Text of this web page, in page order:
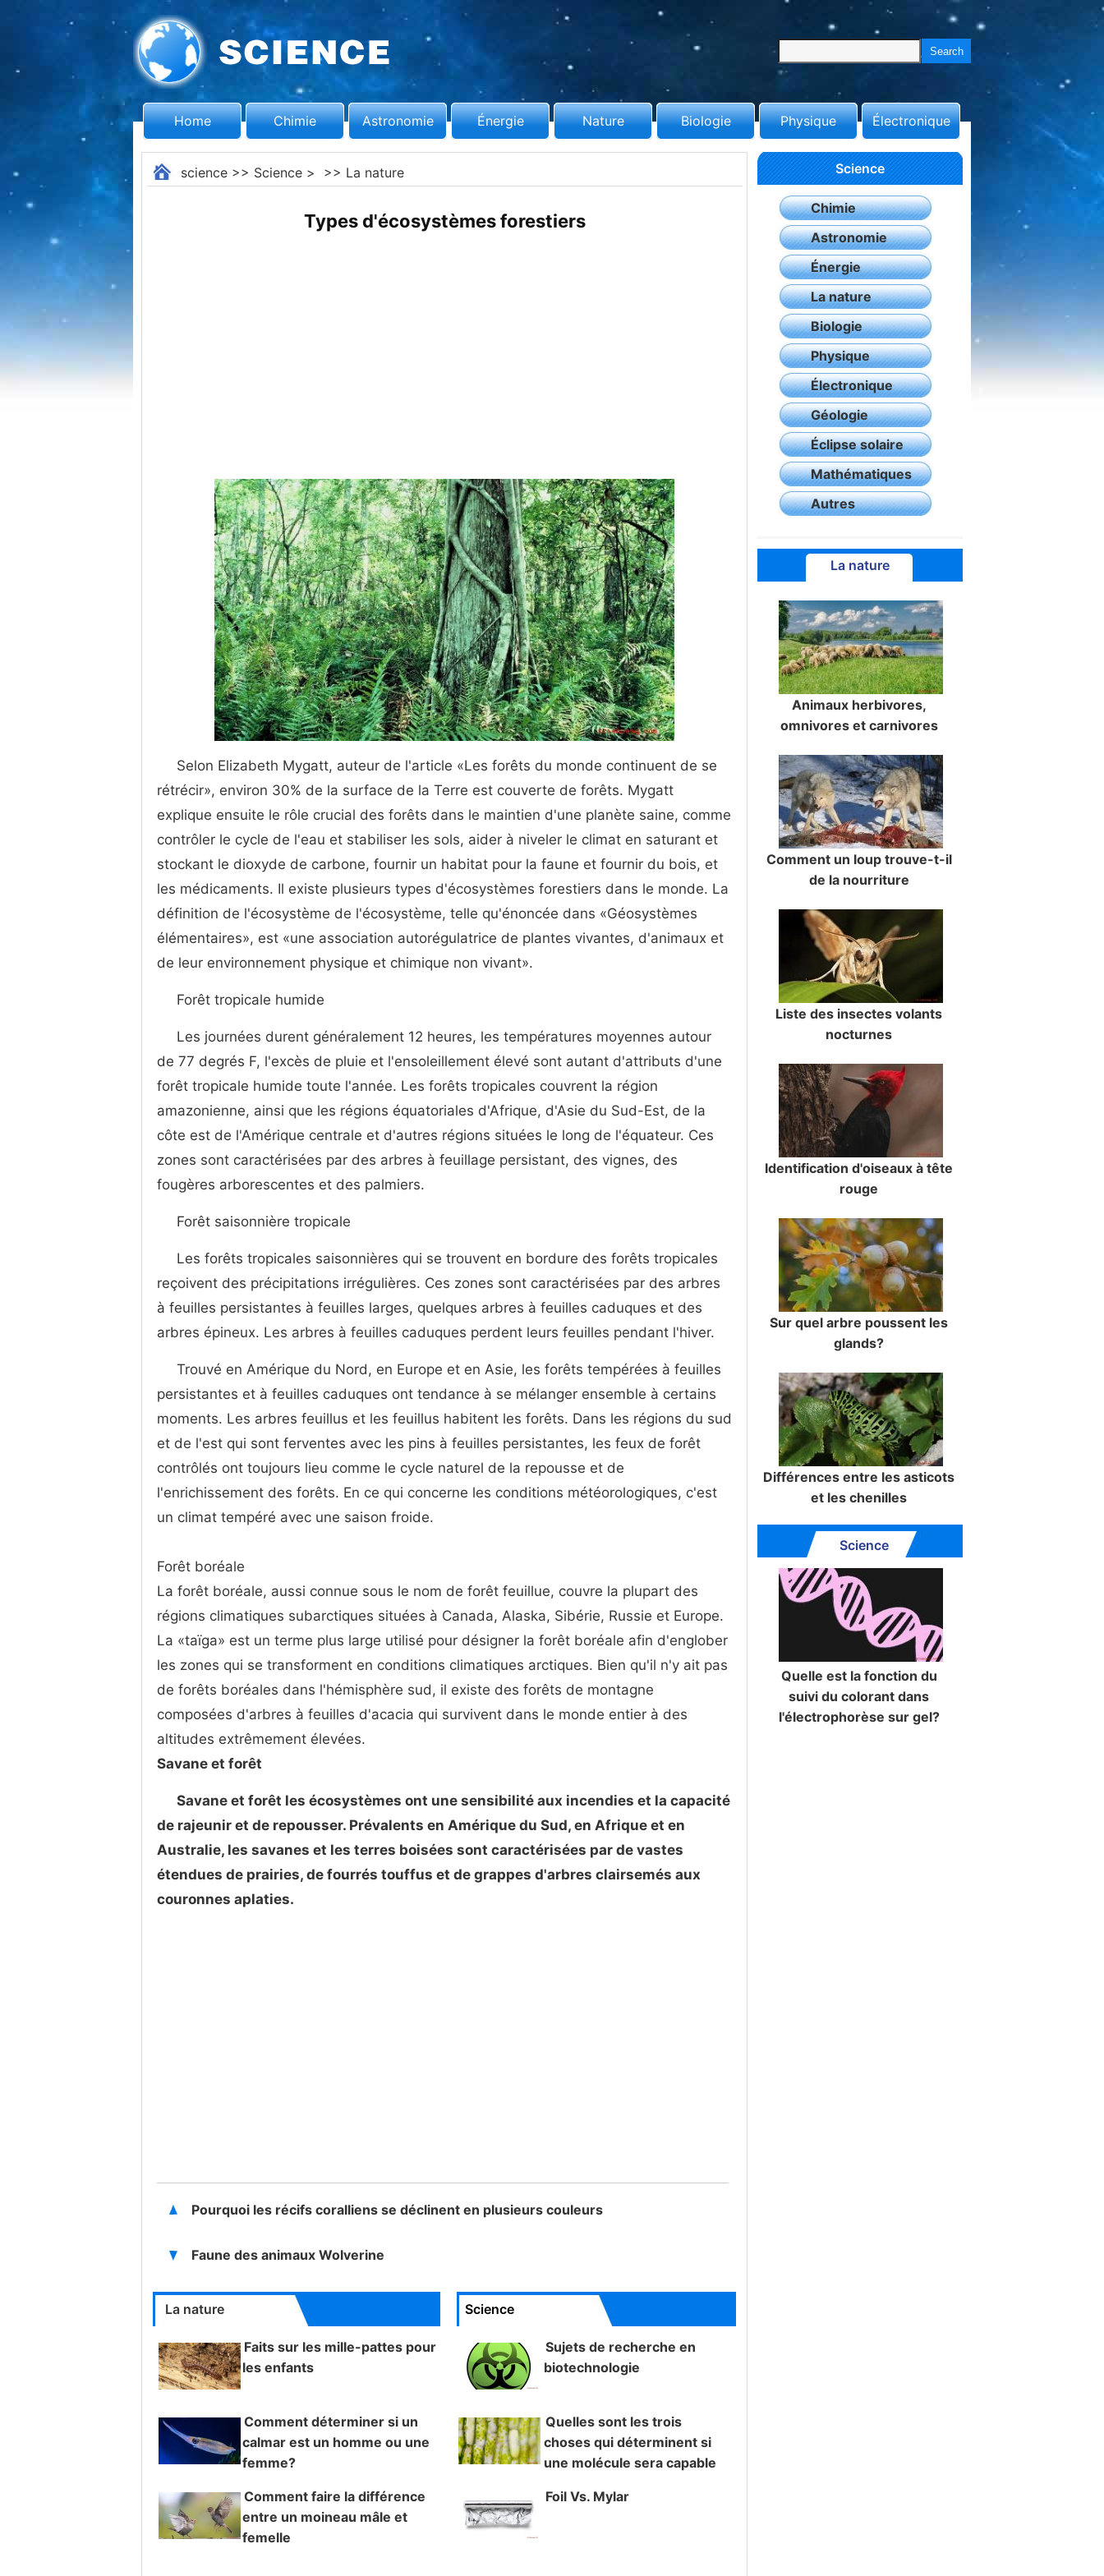
Home Chimie Astronomie Énergie Nature Biologie Physique Électronique
science>> Science> >> La nature
Types d'écosystèmes forestiers
Selon Elizabeth Mygatt, auteur de l'article «Les forêts du monde continuent de se
rétrécir», environ 30% de la surface de la Terre est couverte de forêts. Mygatt
explique ensuite le rôle crucial des forêts dans le maintien d'une planète saine, comme
contrôler le cycle de l'eau et stabiliser les sols, aider à niveler le climat en saturant et
stockant le dioxyde de carbone, fournir un habitat pour la faune et fournir du bois, et
les médicaments. Il existe plusieurs types d'écosystèmes forestiers dans le monde. La
définition de l'écosystème de l'écosystème, telle qu'énoncée dans «Géosystèmes
élémentaires», est «une association autorégulatrice de plantes vivantes, d'animaux et
de leur environnement physique et chimique non vivant».
Forêt tropicale humide
Les journées durent généralement 12 heures, les températures moyennes autour
de 77 degrés F, l'excès de pluie et l'ensoleillement élevé sont autant d'attributs d'une
forêt tropicale humide toute l'année. Les forêts tropicales couvrent la région
amazonienne, ainsi que les régions équatoriales d'Afrique, d'Asie du Sud-Est, de la
côte est de l'Amérique centrale et d'autres régions situées le long de l'équateur. Ces
zones sont caractérisées par des arbres à feuillage persistant, des vignes, des
fougères arborescentes et des palmiers.
Forêt saisonnière tropicale
Les forêts tropicales saisonnières qui se trouvent en bordure des forêts tropicales
reçoivent des précipitations irrégulières. Ces zones sont caractérisées par des arbres
à feuilles persistantes à feuilles larges, quelques arbres à feuilles caduques et des
arbres épineux. Les arbres à feuilles caduques perdent leurs feuilles pendant l'hiver.
Trouvé en Amérique du Nord, en Europe et en Asie, les forêts tempérées à feuilles
persistantes et à feuilles caduques ont tendance à se mélanger ensemble à certains
moments. Les arbres feuillus et les feuillus habitent les forêts. Dans les régions du sud
et de l'est qui sont ferventes avec les pins à feuilles persistantes, les feux de forêt
contrôlés ont toujours lieu comme le cycle naturel de la repousse et de
l'enrichissement des forêts. En ce qui concerne les conditions météorologiques, c'est
un climat tempéré avec une saison froide.
Forêt boréale
La forêt boréale, aussi connue sous le nom de forêt feuillue, couvre la plupart des
régions climatiques subarctiques situées à Canada, Alaska, Sibérie, Russie et Europe.
La «taïga» est un terme plus large utilisé pour désigner la forêt boréale afin d'englober
les zones qui se transforment en conditions climatiques arctiques. Bien qu'il n'y ait pas
de forêts boréales dans l'hémisphère sud, il existe des forêts de montagne
composées d'arbres à feuilles d'acacia qui survivent dans le monde entier à des
altitudes extrêmement élevées.
Savane et forêt
Savane et forêt les écosystèmes ont une sensibilité aux incendies et la capacité
de rajeunir et de repousser. Prévalents en Amérique du Sud, en Afrique et en
Australie, les savanes et les terres boisées sont caractérisées par de vastes
étendues de prairies, de fourrés touffus et de grappes d'arbres clairsemés aux
couronnes aplaties.
Pourquoi les récifs coralliens se déclinent en plusieurs couleurs
Faune des animaux Wolverine
La nature
Faits sur les mille-pattes pour
les enfants
Comment déterminer si un
calmar est un homme ou une
femme?
Comment faire la différence
entre un moineau mâle et
femelle
Science
Sujets de recherche en
biotechnologie
Quelles sont les trois
choses qui déterminent si
une molécule sera capable
cellulaire?
Foil Vs. Mylar
Science
Chimie
Astronomie
Énergie
La nature
Biologie
Physique
Électronique
Géologie
Éclipse solaire
Mathématiques
Autres
La nature
Animaux herbivores,
omnivores et carnivores
Comment un loup trouve-t-il
de la nourriture
Liste des insectes volants
nocturnes
Identification d'oiseaux à tête
rouge
Sur quel arbre poussent les
glands?
Différences entre les asticots
et les chenilles
Science
Quelle est la fonction du
suivi du colorant dans
l'électrophorèse sur gel?